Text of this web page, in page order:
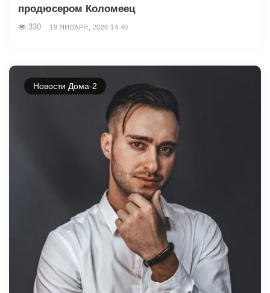
продюсером Коломеец
330 19 ЯНВАРЯ, 2026 14:40
Новости Дома-2